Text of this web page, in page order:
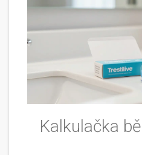
Kalkulačka